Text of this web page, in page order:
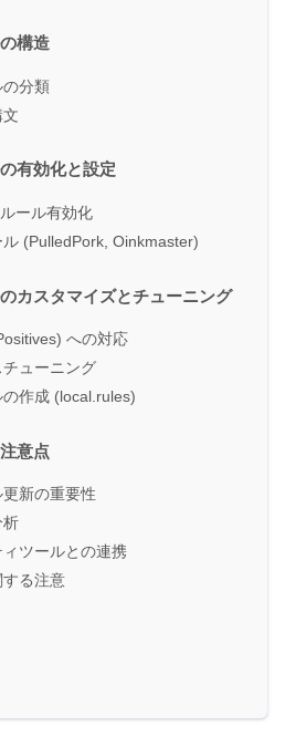
構造
の分類
有効化と設定
ール有効化
ル (PulledPork, Oinkmaster)
カスタマイズとチューニング
への対応
ューニング
作成 (local.rules)
意点
新の重要性
析
ツールとの連携
る注意